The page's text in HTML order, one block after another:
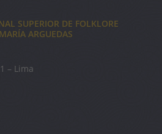
SUPERIOR DE FOLKLORE
ARGUEDAS
– Lima